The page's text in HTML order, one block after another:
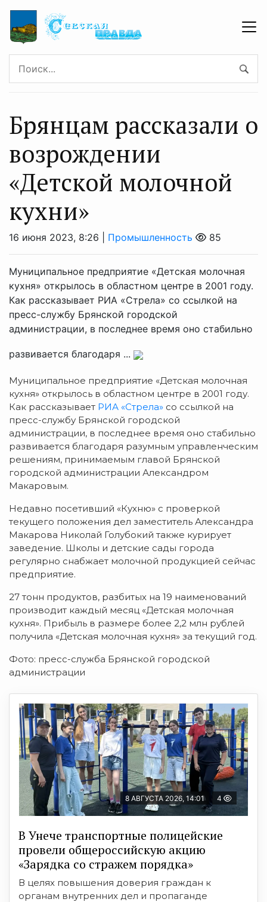
Брянцам рассказали о
возрождении
«Детской молочной
кухни»
16 июня 2023, 8:26 | Промышленность 85
Муниципальное предприятие «Детская молочная
кухня» открылось в областном центре в 2001 году.
Как рассказывает РИА «Стрела» со ссылкой на
пресс-службу Брянской городской
администрации, в последнее время оно стабильно
развивается благодаря ...
Муниципальное предприятие «Детская молочная
кухня» открылось в областном центре в 2001 году.
Как рассказывает РИА «Стрела» со ссылкой на
пресс-службу Брянской городской
администрации, в последнее время оно стабильно
развивается благодаря разумным управленческим
решениям, принимаемым главой Брянской
городской администрации Александром
Макаровым.
Недавно посетивший «Кухню» с проверкой
текущего положения дел заместитель Александра
Макарова Николай Голубокий также курирует
заведение. Школы и детские сады города
регулярно снабжает молочной продукцией сейчас
предприятие.
27 тонн продуктов, разбитых на 19 наименований
производит каждый месяц «Детская молочная
кухня». Прибыль в размере более 2,2 млн рублей
получила «Детская молочная кухня» за текущий год.
Фото: пресс-служба Брянской городской
администрации
8 АВГУСТА 2026, 14:01 4
В Унече транспортные полицейские
провели общероссийскую акцию
«Зарядка со стражем порядка»
В целях повышения доверия граждан к
органам внутренних дел и пропаганде